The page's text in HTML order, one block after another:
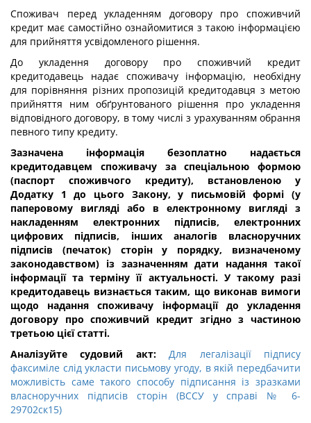
Споживач перед укладенням договору про споживчий
кредит має самостійно ознайомитися з такою інформацією
для прийняття усвідомленого рішення.
До укладення договору про споживчий кредит
кредитодавець надає споживачу інформацію, необхідну
для порівняння різних пропозицій кредитодавця з метою
прийняття ним обґрунтованого рішення про укладення
відповідного договору, в тому числі з урахуванням обрання
певного типу кредиту.
Зазначена інформація безоплатно надається
кредитодавцем споживачу за спеціальною формою
(паспорт споживчого кредиту), встановленою у
Додатку 1 до цього Закону, у письмовій формі (у
паперовому вигляді або в електронному вигляді з
накладенням електронних підписів, електронних
цифрових підписів, інших аналогів власноручних
підписів (печаток) сторін у порядку, визначеному
законодавством) із зазначенням дати надання такої
інформації та терміну її актуальності. У такому разі
кредитодавець визнається таким, що виконав вимоги
щодо надання споживачу інформації до укладення
договору про споживчий кредит згідно з частиною
третьою цієї статті.
Аналізуйте судовий акт:Для легалізації підпису
факсиміле слід укласти письмову угоду, в якій передбачити
можливість саме такого способу підписання із зразками
власноручних підписів сторін (ВССУ у справі № 6-
29702ск15)